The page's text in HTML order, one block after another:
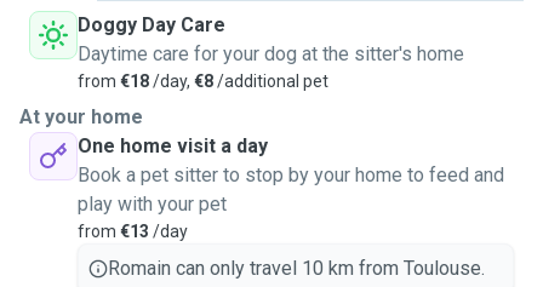
Doggy Day Care
Daytime care for your dog at the sitter's home
from €18/day, €8/additional pet
At your home
One home visit a day
Book a pet sitter to stop by your home to feed and
play with your pet
from €13 /day
Romain can only travel 10 km from Toulouse.